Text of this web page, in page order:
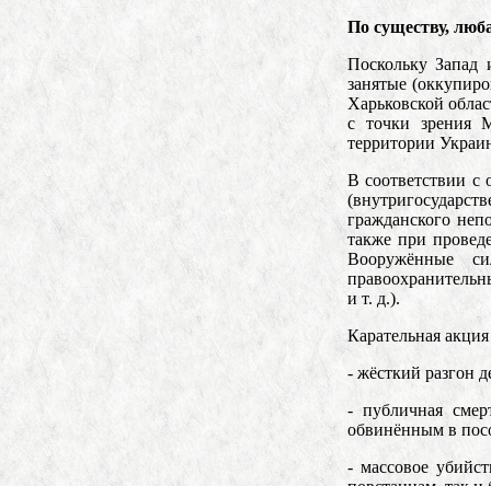
По существу,
Поскольку Запад
занятые
Харьковской
с точки зрения
территории
В соответствии с
гражданского
также при
Вооружённые
и т. д.).
Карательная
- жёсткий разгон
- публичная
обвинённым в
- массовое